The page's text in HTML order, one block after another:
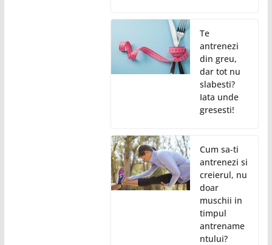
Te
antrenezi
din greu,
dar tot nu
slabesti?
Iata unde
gresesti!
Cum sa-ti
antrenezi si
creierul, nu
doar
muschii in
timpul
antrename
ntului?